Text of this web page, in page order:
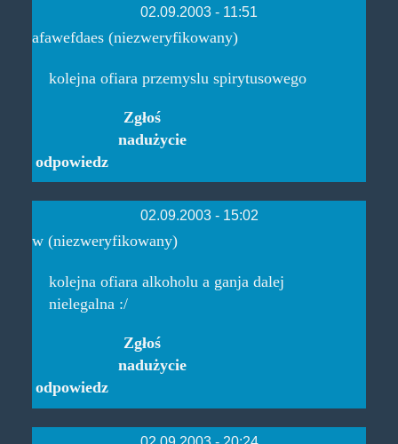
02.09.2003 - 11:51
afawefdaes (niezweryfikowany)
kolejna ofiara przemyslu spirytusowego
odpowiedz
Zgłoś
nadużycie
02.09.2003 - 15:02
w (niezweryfikowany)
kolejna ofiara alkoholu a ganja dalej
nielegalna :/
odpowiedz
Zgłoś
nadużycie